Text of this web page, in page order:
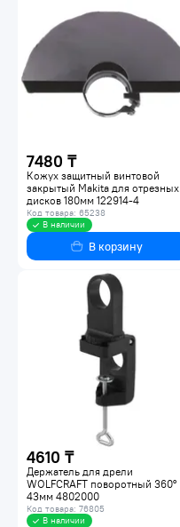
7480 ₸
Кожух защитный винтовой
закрытый Makita для отрезных
дисков 180мм 122914-4
Код товара: 65238
В наличии
В корзину
4610 ₸
Держатель для дрели
WOLFCRAFT поворотный 360°
43мм 4802000
Код товара: 76805
В наличии